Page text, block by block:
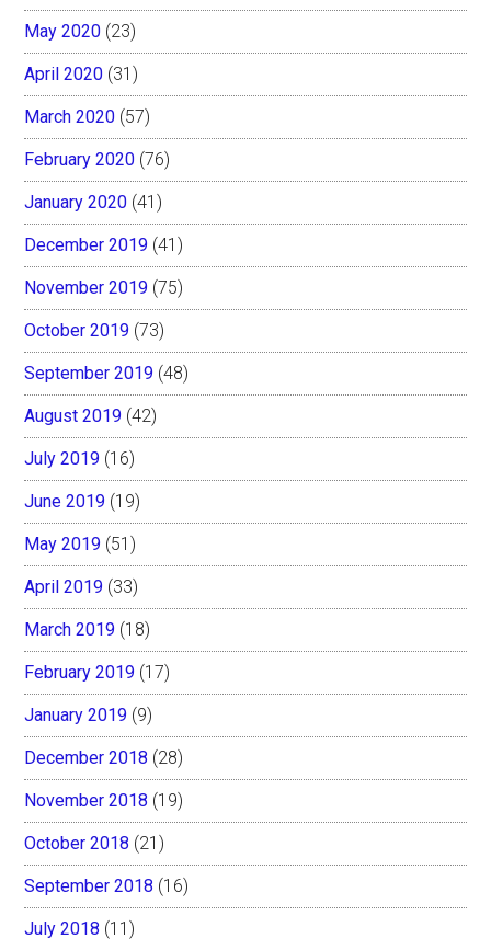
May 2020 (23)
April 2020 (31)
March 2020 (57)
February 2020 (76)
January 2020 (41)
December 2019 (41)
November 2019 (75)
October 2019 (73)
September 2019 (48)
August 2019 (42)
July 2019 (16)
June 2019 (19)
May 2019 (51)
April 2019 (33)
March 2019 (18)
February 2019 (17)
January 2019 (9)
December 2018 (28)
November 2018 (19)
October 2018 (21)
September 2018 (16)
July 2018 (11)